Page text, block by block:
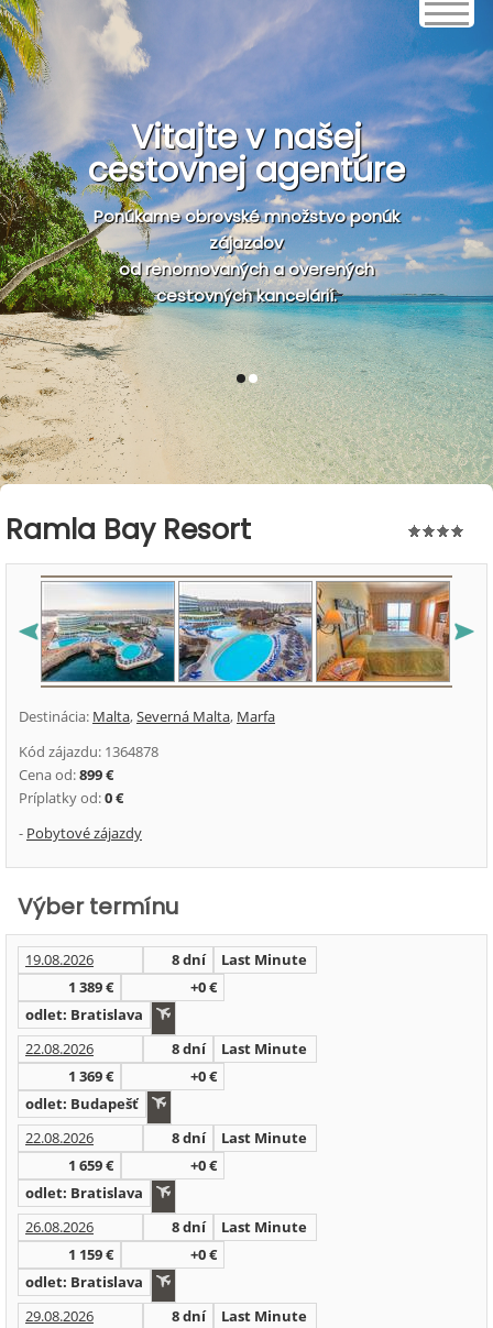
Vitajte v našej
cestovnej agentúre
Ponúkame obrovské množstvo ponúk
zájazdov
od renomovaných a overených
cestovných kancelárií.
1 2
Ramla Bay Resort
Destinácia: Malta,Severná Malta, Marfa
Kód zájazdu: 1364878
Cena od:899 €
Príplatky od:0 €
- Pobytové zájazdy
Výber termínu
19.08.2026 8 dní
Last Minute
1 389 €
+0 €
odlet: Bratislava
22.08.2026
8 dní
Last Minute
1 369 €
+0 €
odlet: Budapešť
22.08.2026
8 dní
Last Minute
1 659 €
+0 €
odlet: Bratislava
26.08.2026
8 dní
Last Minute
1 159 €
+0 €
odlet: Bratislava
29.08.2026
8 dní
Last Minute